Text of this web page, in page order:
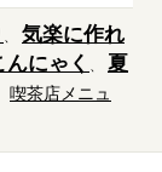
気楽に作れ
んにゃく
夏
喫茶店メニュ